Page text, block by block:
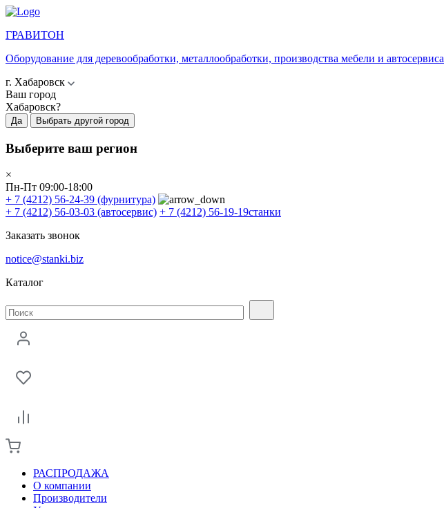
ГРАВИТОН
Оборудование для деревообработки, металлообработки, производства мебели и автосервиса
г. Хабаровск
Ваш город
Хабаровск?
Да Выбрать другой город
Выберите ваш регион
×
Пн-Пт 09:00-18:00
+ 7 (4212) 56-24-39 (фурнитура)
+ 7 (4212) 56-03-03 (автосервис) + 7 (4212) 56-19-19станки
Заказать звонок
notice@stanki.biz
Каталог
РАСПРОДАЖА
О компании
Производители